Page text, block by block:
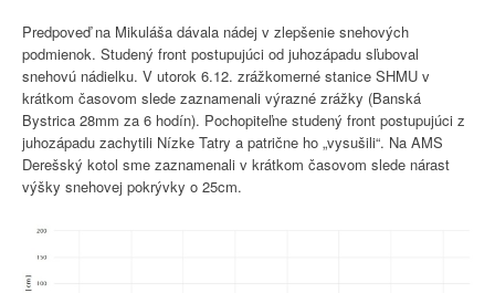
Predpoveď na Mikuláša dávala nádej v zlepšenie snehových
podmienok. Studený front postupujúci od juhozápadu sľuboval
snehovú nádielku. V utorok 6.12. zrážkomerné stanice SHMU v
krátkom časovom slede zaznamenali výrazné zrážky (Banská
Bystrica 28mm za 6 hodín). Pochopiteľne studený front postupujúci z
juhozápadu zachytili Nízke Tatry a patrične ho „vysušili“. Na AMS
Derešský kotol sme zaznamenali v krátkom časovom slede nárast
výšky snehovej pokrývky o 25cm.